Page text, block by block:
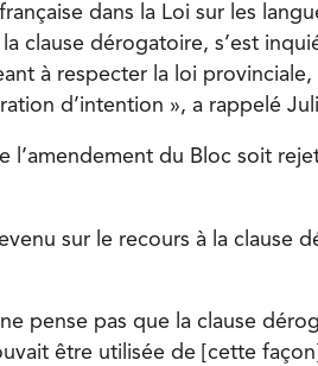
dans la Loi sur les
clause dérogatoire, s’est
à respecter la loi provinciale,
d’intention », a rappelé
l’amendement du Bloc soit
sur le recours à la clause
pense pas que la clause
être utilisée de [cette